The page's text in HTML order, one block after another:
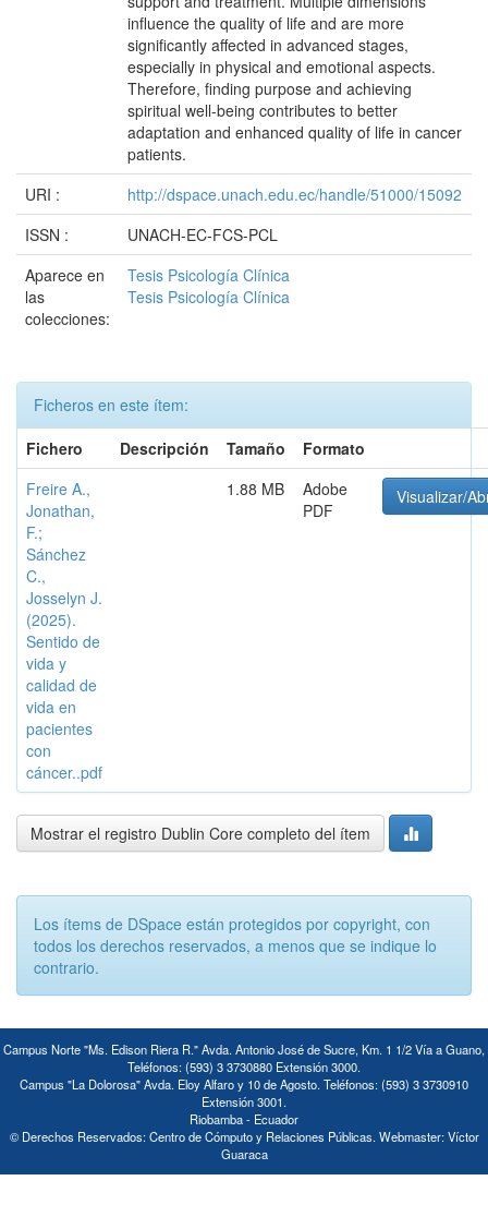
influence the quality of life and are more
significantly affected in advanced stages,
especially in physical and emotional aspects.
Therefore, finding purpose and achieving
spiritual well-being contributes to better
adaptation and enhanced quality of life in cancer
patients.
URI :
http://dspace.unach.edu.ec/handle/51000/15092
ISSN :
UNACH-EC-FCS-PCL
Aparece en
las
colecciones:
Tesis Psicología Clínica
Tesis Psicología Clínica
Ficheros en este ítem:
Fichero
Descripción Tamaño
Formato
Freire A.,
Jonathan,
F.;
Sánchez
C.,
Josselyn J.
(2025).
Sentido de
vida y
calidad de
vida en
pacientes
con
cáncer..pdf
1.88 MB
Adobe
PDF
Visualizar/
Mostrar el registro Dublin Core completo del ítem
Los ítems de DSpace están protegidos por copyright, con
todos los derechos reservados, a menos que se indique lo
contrario.
Campus Norte "Ms. Edison Riera R." Avda. Antonio José de Sucre, Km. 1 1/2 Vía a Guano,
Teléfonos: (593) 3 3730880 Extensión 3000.
Campus "La Dolorosa" Avda. Eloy Alfaro y 10 de Agosto. Teléfonos: (593) 3 3730910
Extensión 3001.
Riobamba - Ecuador
© Derechos Reservados: Centro de Cómputo y Relaciones Públicas. Webmaster: Víctor
Guaraca